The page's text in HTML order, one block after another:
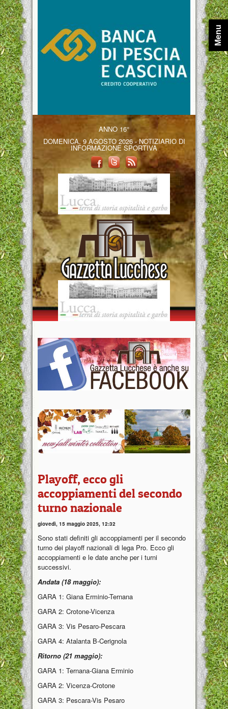
ANNO 16°
DOMENICA, 9 AGOSTO 2026 - NOTIZIARIO DI
INFORMAZIONE SPORTIVA
Playoff, ecco gli
accoppiamenti del secondo
turno nazionale
giovedì, 15 maggio 2025, 12:32
Sono stati definiti gli accoppiamenti per il secondo
turno dei playoff nazionali di lega Pro. Ecco gli
accoppiamenti e le date anche per i turni
successivi.
Andata (18 maggio):
GARA 1: Giana Erminio-Ternana
GARA 2: Crotone-Vicenza
GARA 3: Vis Pesaro-Pescara
GARA 4: Atalanta B-Cerignola
Ritorno (21 maggio):
GARA 1: Ternana-Giana Erminio
GARA 2: Vicenza-Crotone
GARA 3: Pescara-Vis Pesaro
Menu